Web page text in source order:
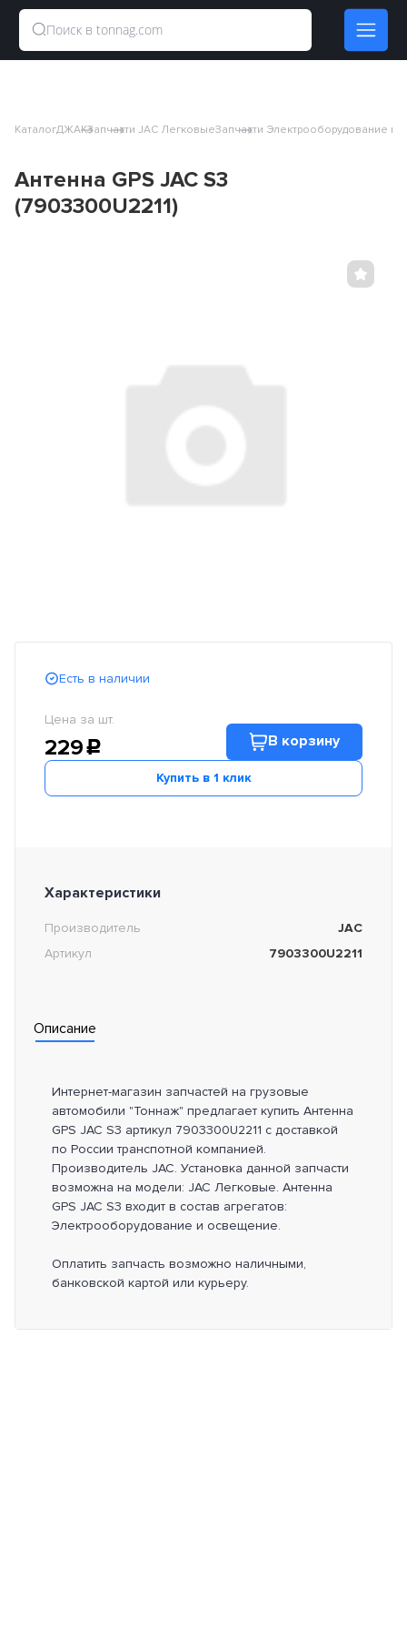
КаталогДЖАКЗапчасти JAC ЛегковыеЗапчасти Электрооборудование и
Антенна GPS JAC S3
(7903300U2211)
Есть в наличии
Цена за шт.
229 c В корзину
Купить в 1 клик
Характеристики
Производитель
JAC
Артикул
7903300U2211
Описание
Интернет-магазин запчастей на грузовые
автомобили "Тоннаж" предлагает купить Антенна
GPS JAC S3 артикул 7903300U2211 с доставкой
по России транспотной компанией.
Производитель JAC. Установка данной запчасти
возможна на модели: JAC Легковые. Антенна
GPS JAC S3 входит в состав агрегатов:
Электрооборудование и освещение.
Оплатить запчасть возможно наличными,
банковской картой или курьеру.